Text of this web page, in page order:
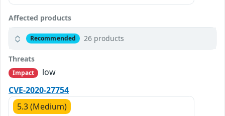
Affected products
Recommended 26 products
Threats
Impact
low
CVE-2020-27754
5.3 (Medium)